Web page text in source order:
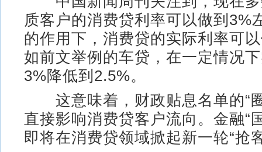
质客户的消费贷利率可以做到3%
的作用下，消费贷的实际利率可
如前文举例的车贷，在一定情况
3%降低到2.5%。
这意味着，财政贴息名单的“
直接影响消费贷客户流向。金融“
即将在消费贷领域掀起新一轮“抢